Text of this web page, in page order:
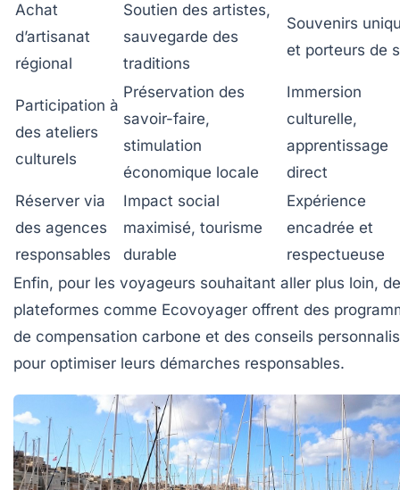
Achat
d’artisanat
régional
Soutien des artistes,
sauvegarde des
traditions
Souvenirs
et porteurs de
Participation à
des ateliers
culturels
Préservation des
savoir-faire,
stimulation
économique locale
Immersion
culturelle,
apprentissage
direct
Réserver via
des agences
responsables
Impact social
maximisé, tourisme
durable
Expérience
encadrée et
respectueuse
Enfin, pour les voyageurs souhaitant aller plus loin,
plateformes comme Ecovoyager offrent des
de compensation carbone et des conseils
pour optimiser leurs démarches responsables.